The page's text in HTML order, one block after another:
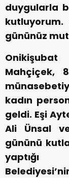
duygularla
kutluyorum.
gününüz
Mahçiçek,
kadın
geldi. Eşi
Ali Ünsal
gününü
yaptığı